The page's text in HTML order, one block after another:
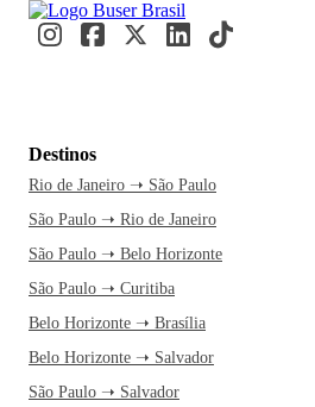
Destinos
Rio de Janeiro ➝ São Paulo
São Paulo ➝ Rio de Janeiro
São Paulo ➝ Belo Horizonte
São Paulo ➝ Curitiba
Belo Horizonte ➝ Brasília
Belo Horizonte ➝ Salvador
São Paulo ➝ Salvador